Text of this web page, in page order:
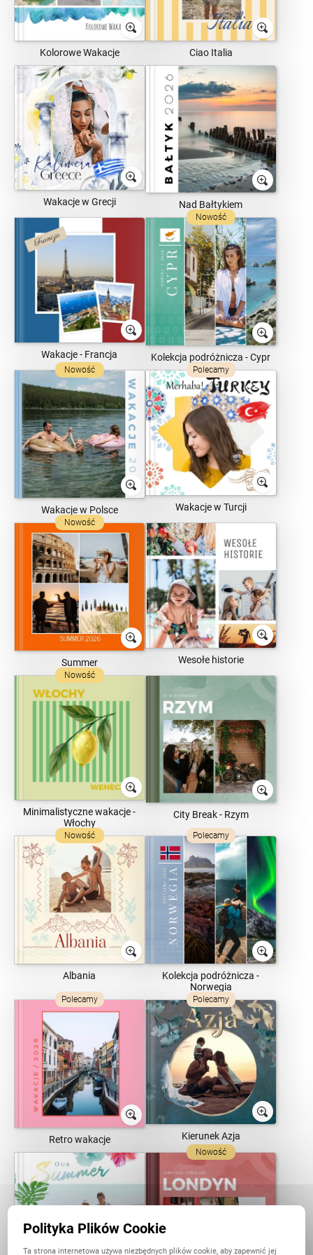
Kolorowe Wakacje Ciao Italia
Wakacje w Grecji Nad Bałtykiem
Wakacje - Francja
Nowość
Kolekcja podróżnicza - Cypr
Nowość
Wakacje w Polsce
Polecamy
Wakacje w Turcji
Nowość
Summer Wesołe historie
Nowość
Minimalistyczne wakacje -
Włochy
City Break - Rzym
Nowość
Albania
Polecamy
Kolekcja podróżnicza -
Norwegia
Polecamy
Retro wakacje
Polecamy
Kierunek Azja
Nowość
Polityka Plików Cookie
Ta strona internetowa używa niezbędnych plików cookie, aby zapewnić jej